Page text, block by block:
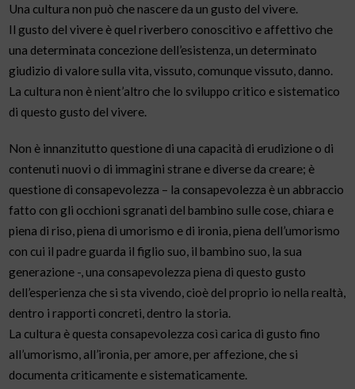
Una cultura non può che nascere da un gusto del vivere.
Il gusto del vivere è quel riverbero conoscitivo e affettivo che
una determinata concezione dell’esistenza, un determinato
giudizio di valore sulla vita, vissuto, comunque vissuto, danno.
La cultura non è nient’altro che lo sviluppo critico e sistematico
di questo gusto del vivere.
Non è innanzitutto questione di una capacità di erudizione o di
contenuti nuovi o di immagini strane e diverse da creare; è
questione di consapevolezza – la consapevolezza è un abbraccio
fatto con gli occhioni sgranati del bambino sulle cose, chiara e
piena di riso, piena di umorismo e di ironia, piena dell’umorismo
con cui il padre guarda il figlio suo, il bambino suo, la sua
generazione -, una consapevolezza piena di questo gusto
dell’esperienza che si sta vivendo, cioè del proprio io nella realtà,
dentro i rapporti concreti, dentro la storia.
La cultura è questa consapevolezza così carica di gusto fino
all’umorismo, all’ironia, per amore, per affezione, che si
documenta criticamente e sistematicamente.